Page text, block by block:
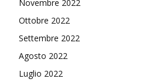
Novembre 2022
Ottobre 2022
Settembre 2022
Agosto 2022
Luglio 2022